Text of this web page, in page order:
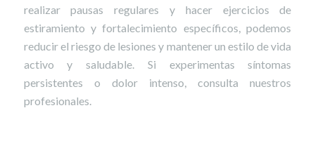
realizar pausas regulares y hacer ejercicios de
estiramiento y fortalecimiento específicos, podemos
reducir el riesgo de lesiones y mantener un estilo de vida
activo y saludable. Si experimentas síntomas
persistentes o dolor intenso, consulta nuestros
profesionales.